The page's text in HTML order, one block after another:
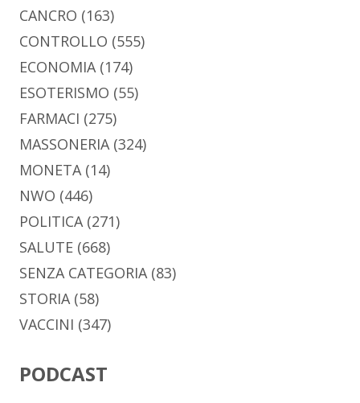
CANCRO (163)
CONTROLLO (555)
ECONOMIA(174)
ESOTERISMO (55)
FARMACI (275)
MASSONERIA(324)
MONETA(14)
NWO (446)
POLITICA(271)
SALUTE (668)
SENZA CATEGORIA(83)
STORIA(58)
VACCINI (347)
PODCAST